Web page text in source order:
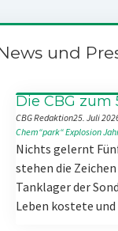
und
Die CBG zum
CBG Redaktion25. Juli
Chem“park“Explosion
Nichts gelernt
stehen die
Tanklager der
Leben kostete